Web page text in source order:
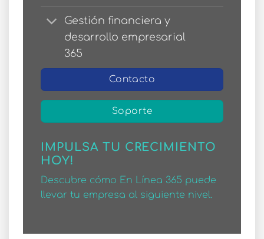
Gestión financiera y
desarrollo empresarial
365
Contacto
Soporte
IMPULSA TU CRECIMIENTO
HOY!
Descubre cómo En Línea 365 puede
llevar tu empresa al siguiente nivel.